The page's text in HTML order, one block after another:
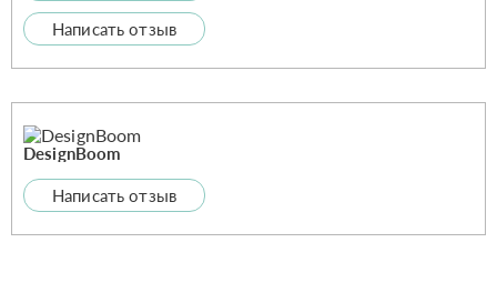
Написать отзыв
DesignBoom
Написать отзыв